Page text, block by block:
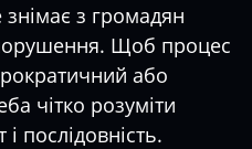
з громадян
порушення. Щоб процес
або
чітко розуміти
і послідовність.